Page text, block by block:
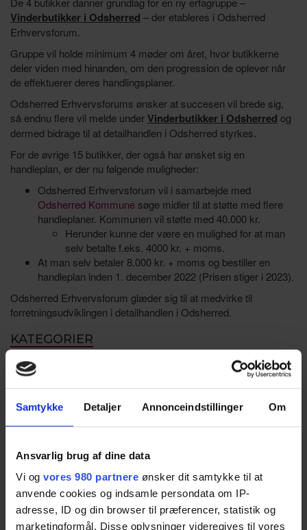
Samtykke Detaljer Annonceindstillinger Om
Ansvarlig brug af dine data
Vi og vores 980 partnere ønsker dit samtykke til at
anvende cookies og indsamle persondata om IP-
adresse, ID og din browser til præferencer, statistik og
marketingformål. Disse oplysninger videregives til vores
Vinderbutikker i Odsherred – der etableres i Odsherred
Erhvervsforum.
Gruppe vil holde minimum 4 møder om året, hvor butikkerne
deler viden med hinanden, om den progression de oplever når
de effektuerer deres handlingsplaner.
Odsherred Erhvervsforums ønsker at succesen vil brede sig,
så endnu flere vil melde underVinderbutikker i Odsherred og
dermed bidrage til at detailhandlen i Odsherred styrkes.
For de øvrige 15 butikker, der også har ønsket sig en
handleplan, er der nu følgende muligheder:
Odsherred Erhvervsforum vil i samarbejde med
Odsherred Kommune søge midler til at støtte med flere
handleplaner. Kommunen vil støtte med 40.000 kr.
Herunder kunne der være en mulighed for at man
selv betalte f.eks. 4000 kr. + moms.
At man selv betaler 8.000 kr. + moms og bestiller en
handleplan inden 1. december 2022 (Prisen stiger i 2023).
Odsherred Erhvervsforum glæder sig til at medvirke til
forretningsudviklingen i detailhandlen i Odsherred.
KATEGORIER
Behandlernetværk
Detail & erhverv
Erhvervsguiden (Medlem til medlem)
Faglært arbejdskraft
Formanden har ordet
Generationsskifte